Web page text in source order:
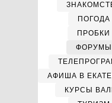
ПОГОДА
ПРОБКИ
ФОРУМЫ
АФИША В
КУРСЫ